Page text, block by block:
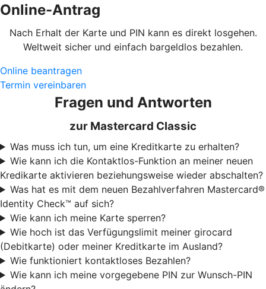
Online-Antrag
Nach Erhalt der Karte und PIN kann es direkt losgehen.
Weltweit sicher und einfach bargeldlos bezahlen.
Online beantragen
Termin vereinbaren
Fragen und Antworten
zur Mastercard Classic
Was muss ich tun, um eine Kreditkarte zu erhalten?
Wie kann ich die Kontaktlos-Funktion an meiner neuen
Kredikarte aktivieren beziehungsweise wieder abschalten?
Was hat es mit dem neuen Bezahlverfahren Mastercard®
Identity Check™ auf sich?
Wie kann ich meine Karte sperren?
Wie hoch ist das Verfügungslimit meiner girocard
(Debitkarte) oder meiner Kreditkarte im Ausland?
Wie funktioniert kontaktloses Bezahlen?
Wie kann ich meine vorgegebene PIN zur Wunsch-PIN